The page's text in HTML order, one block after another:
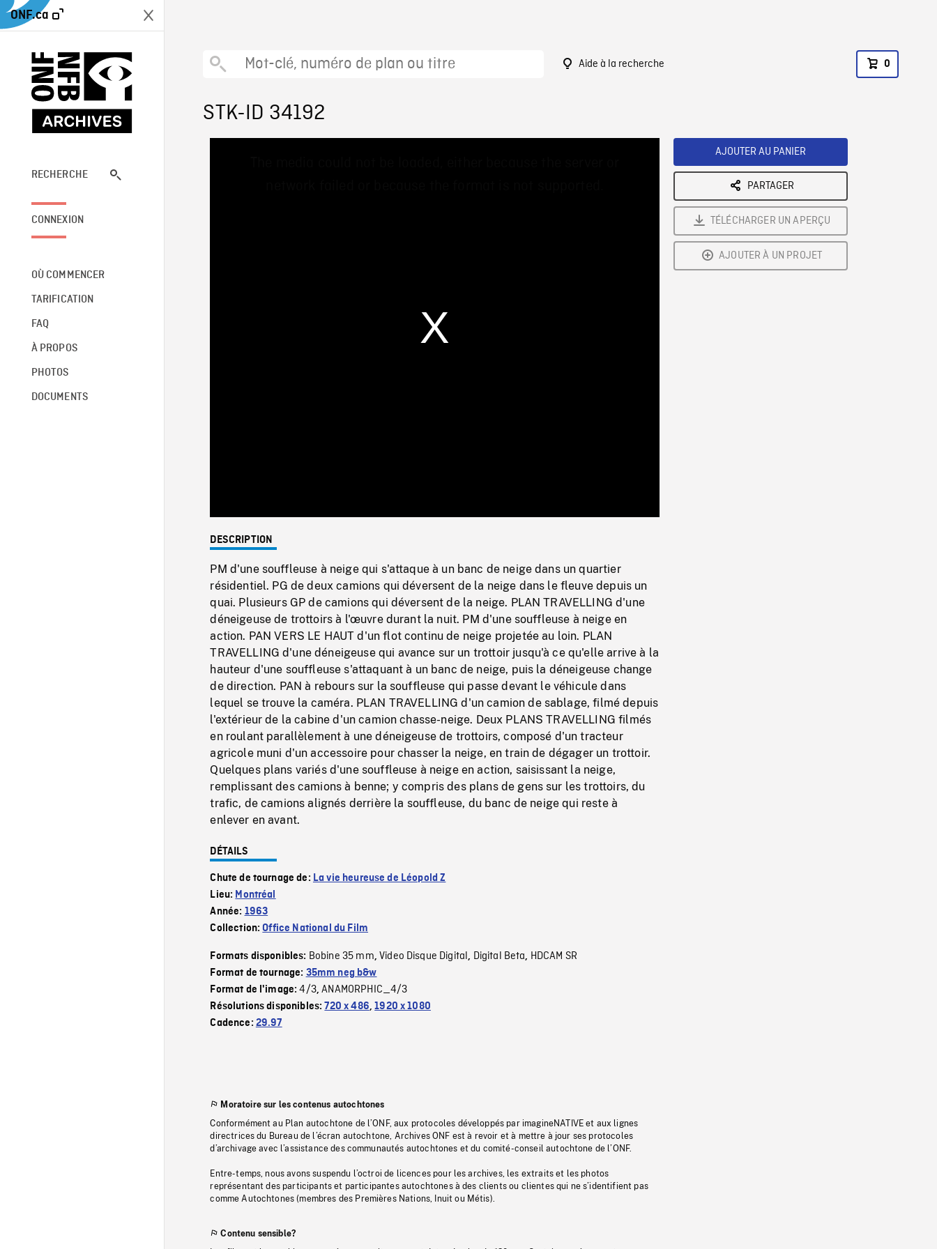
ONF.ca
RECHERCHE
CONNEXION
OÙ COMMENCER
TARIFICATION
FAQ
À PROPOS
PHOTOS
DOCUMENTS
Aide à la recherche 0
STK-ID 34192
0%
Rate
DESCRIPTION
PM d'une souffleuse à neige qui s'attaque à un banc de neige dans un quartier
résidentiel. PG de deux camions qui déversent de la neige dans le fleuve depuis un
quai. Plusieurs GP de camions qui déversent de la neige. PLAN TRAVELLING d'une
déneigeuse de trottoirs à l'œuvre durant la nuit. PM d'une souffleuse à neige en
action. PAN VERS LE HAUT d'un flot continu de neige projetée au loin. PLAN
TRAVELLING d'une déneigeuse qui avance sur un trottoir jusqu'à ce qu'elle arrive à la
hauteur d'une souffleuse s'attaquant à un banc de neige, puis la déneigeuse change
de direction. PAN à rebours sur la souffleuse qui passe devant le véhicule dans
lequel se trouve la caméra. PLAN TRAVELLING d'un camion de sablage, filmé depuis
l'extérieur de la cabine d'un camion chasse-neige. Deux PLANS TRAVELLING filmés
en roulant parallèlement à une déneigeuse de trottoirs, composé d'un tracteur
agricole muni d'un accessoire pour chasser la neige, en train de dégager un trottoir.
Quelques plans variés d'une souffleuse à neige en action, saisissant la neige,
remplissant des camions à benne; y compris des plans de gens sur les trottoirs, du
trafic, de camions alignés derrière la souffleuse, du banc de neige qui reste à
enlever en avant.
DÉTAILS
Chute de tournage de: La vie heureuse de Léopold Z
Lieu: Montréal
Année: 1963
Collection:Office National du Film
Formats disponibles: Bobine 35 mm,Video Disque Digital, Digital Beta, HDCAM SR
Format de tournage: 35mm neg b&w
Format de l'image:4/3,ANAMORPHIC_4/3
Résolutions disponibles:720 x 486,1920 x 1080
Cadence: 29.97
Moratoire sur les contenus autochtones
Conformément au Plan autochtone de l’ONF, aux protocoles développés par imagineNATIVE et aux lignes
directrices du Bureau de l’écran autochtone, Archives ONF est à revoir et à mettre à jour ses protocoles
d’archivage avec l’assistance des communautés autochtones et du comité-conseil autochtone de l’ONF.
Entre-temps, nous avons suspendu l’octroi de licences pour les archives, les extraits et les photos
représentant des participants et participantes autochtones à des clients ou clientes qui ne s’identifient pas
comme Autochtones (membres des Premières Nations, Inuit ou Métis).
Contenu sensible?
AJOUTER AU PANIER
PARTAGER
TÉLÉCHARGER UN APERÇU
AJOUTER À UN PROJET